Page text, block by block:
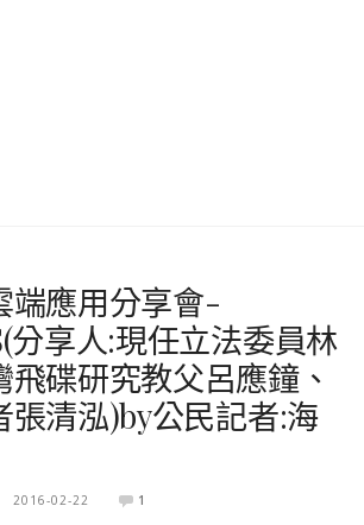
端應用分享會-
分享人:現任立法委員林
碟研究教父呂應鐘、
張清泓)by公民記者:海
2016-02-22 1